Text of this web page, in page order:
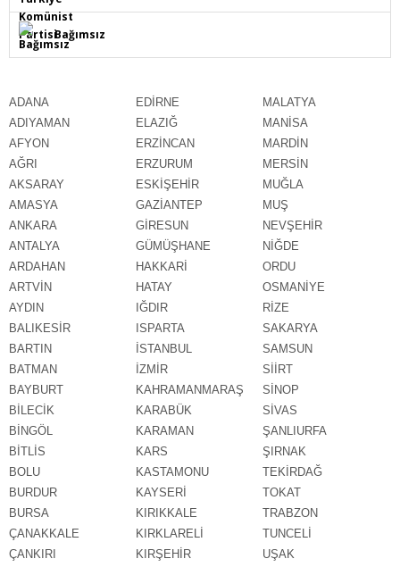
ADANA
ADIYAMAN
AFYON
AĞRI
AKSARAY
AMASYA
ANKARA
ANTALYA
ARDAHAN
ARTVİN
AYDIN
BALIKESİR
BARTIN
BATMAN
BAYBURT
BİLECİK
BİNGÖL
BİTLİS
BOLU
BURDUR
BURSA
ÇANAKKALE
ÇANKIRI
EDİRNE
ELAZIĞ
ERZİNCAN
ERZURUM
ESKİŞEHİR
GAZİANTEP
GİRESUN
GÜMÜŞHANE
HAKKARİ
HATAY
IĞDIR
ISPARTA
İSTANBUL
İZMİR
KAHRAMANMARAŞ
KARABÜK
KARAMAN
KARS
KASTAMONU
KAYSERİ
KIRIKKALE
KIRKLARELİ
KIRŞEHİR
MALATYA
MANİSA
MARDİN
MERSİN
MUĞLA
MUŞ
NEVŞEHİR
NİĞDE
ORDU
OSMANİYE
RİZE
SAKARYA
SAMSUN
SİİRT
SİNOP
SİVAS
ŞANLIURFA
ŞIRNAK
TEKİRDAĞ
TOKAT
TRABZON
TUNCELİ
UŞAK
Bağımsız